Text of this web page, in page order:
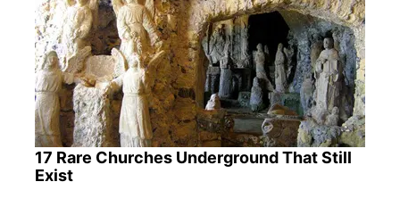
17 Rare Churches Underground That Still
Exist